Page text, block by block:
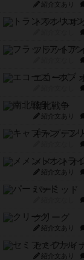
紹介文あり
トランスオ
フラットア
エコーズ・
南北戦争
紹介文あり
キャプテン
メメントオ
紹介文あり
パーミッド
クリーグ
紹介文あり
セミファイ
紹介文あり